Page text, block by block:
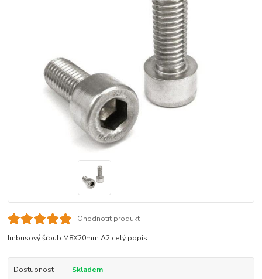
Ohodnotit produkt
Imbusový šroub M8X20mm A2 celý popis
Dostupnost Skladem